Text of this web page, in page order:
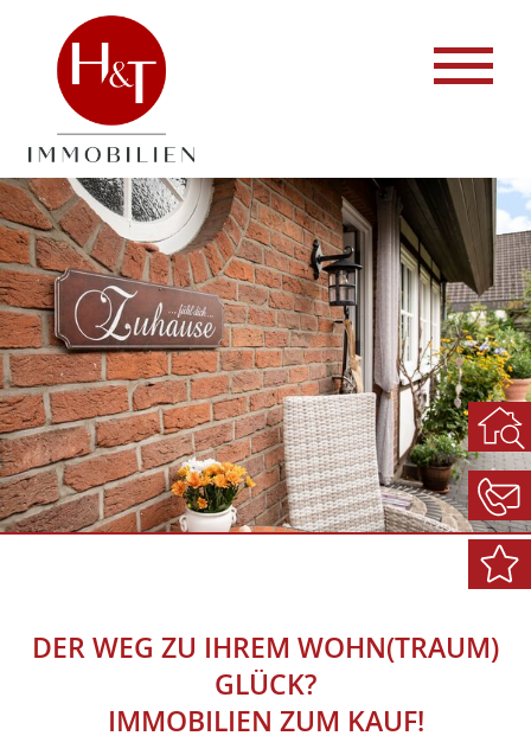
DER WEG ZU IHREM WOHN(TRAUM)
GLÜCK?
IMMOBILIEN ZUM KAUF!